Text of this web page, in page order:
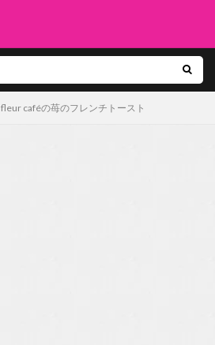
fleur caféの苺のフレンチトースト